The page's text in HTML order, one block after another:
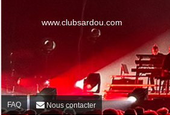
www.clubsardou.com
FAQ Nous contacter